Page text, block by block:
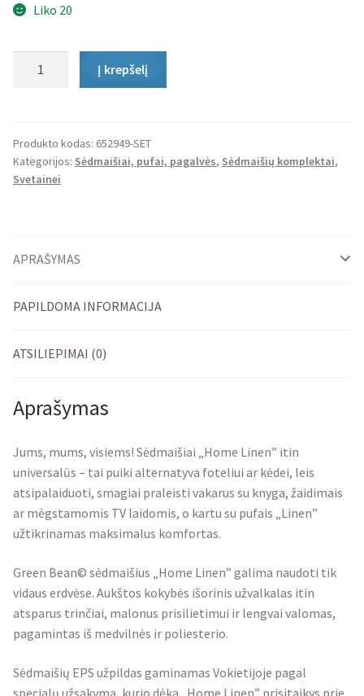
Liko 20
Home
Linen
XXL
Į krepšelį
Produkto kodas: 652949-SET
Kategorijos: Sėdmaišiai, pufai, pagalvės, Sėdmaišių komplektai,
Svetainei
APRAŠYMAS
PAPILDOMA INFORMACIJA
ATSILIEPIMAI (0)
Aprašymas
Jums, mums, visiems! Sėdmaišiai „Home Linen” itin
universalūs – tai puiki alternatyva foteliui ar kėdei, leis
atsipalaiduoti, smagiai praleisti vakarus su knyga, žaidimais
ar mėgstamomis TV laidomis, o kartu su pufais „Linen”
užtikrinamas maksimalus komfortas.
Green Bean© sėdmaišius „Home Linen” galima naudoti tik
vidaus erdvėse. Aukštos kokybės išorinis užvalkalas itin
atsparus trinčiai, malonus prisilietimui ir lengvai valomas,
pagamintas iš medvilnės ir poliesterio.
Sėdmaišių EPS užpildas gaminamas Vokietijoje pagal
specialų užsakymą, kurio dėka „Home Linen” prisitaikys prie